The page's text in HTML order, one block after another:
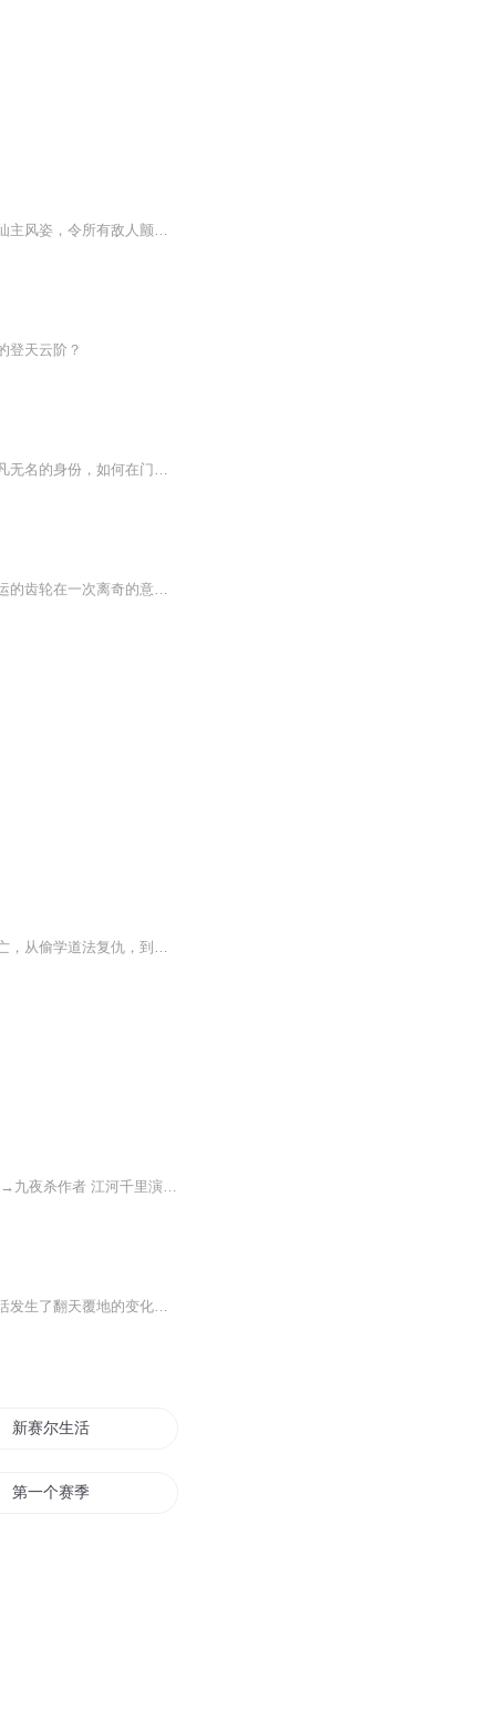
面对毫无人情味的家族，他发誓必将重临巅峰，不负红颜，傲立寰宇，令这天地颤抖，重现仙主风姿，令所有敌人颤栗。 【收听须知】
登天云阶？
韩立一个普通山村里的穷小子，机缘巧合下成为了一个江湖小门派的记名弟子。他用这样平凡无名的身份，如何在门派中立足，又如何以平庸的资质进入到修仙的阵容中，进而笑傲立足于三界之中，又如何和其他巨枭魔头、仙宗仙师并列于山海内外。修仙界尔虞我诈、...
曾经，温觉只是一个被时间洪流淹没的普通人，过着朝九晚五、波澜不惊的日子。然而，命运的齿轮在一次离奇的意外中骤然转动，一股沉睡在他血脉深处的古老力量被瞬间激活。这股力量如同破开混沌的钥匙，开启了他通往强者之路的大门。
李浩然——战国四大名将赵国武安君李牧第三子。李牧为奸臣郭开陷害致死，李浩然随母逃亡，从偷学道法复仇，到洞天福地大会夺魁、大破三妖门、血战九魔山，再到寻六脉、定九鼎、毁天坛....小说集中了惊悚，武打，修仙等场面，紧凑连贯，扣人心弦且不失幽默诙谐，文字精炼，无水分。作者：沧海澜峰 广东省作家协会会员，武侠迷，自幼沉浸金庸，梁羽生，古龙，黄易作品，深受影响。演播：秦笙 资深播音员主持人，曾获“全国百优广播节目主持人”称号，作品获得金鸡百花奖提名，全国广播小说一等奖若干。更新方式：...
一路修行得天通红颜薄命恨意浓纵是四海风云起也有正道在心中欢迎收听 长篇玄幻修仙小说→九夜杀作者 江河千里演播 董小风监制 彼岸之桥
原本平凡的少年江凡，在一座荒废几百年的庙宇中，得到了神医华佗的传承，从此，他的生活发生了翻天覆地的变化。风水堪舆，岐黄要术，逆天神丹。江凡以医入道，无论多么棘手的疑难杂症，他都能妙手回春，无论多艰险的杀局，他都能一一破解。然而唯有众多美...
新赛尔生活
第一个赛季